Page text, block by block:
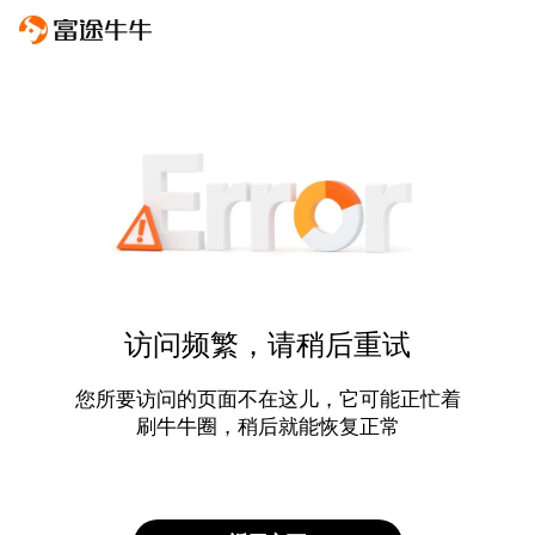
访问频繁，请稍后重试
您所要访问的页面不在这儿，它可能正忙着
刷牛牛圈，稍后就能恢复正常